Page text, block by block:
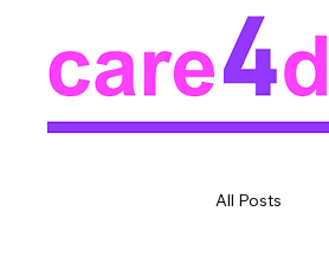
All Posts